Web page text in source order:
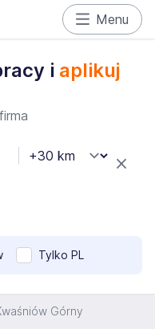
Menu
i aplikuj
Tylko PL
Górny